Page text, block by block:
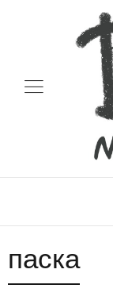
паска